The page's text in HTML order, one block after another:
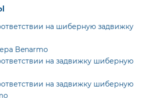
на шиберную задвижку
Benarmo
на задвижку шиберную
на задвижку шиберную